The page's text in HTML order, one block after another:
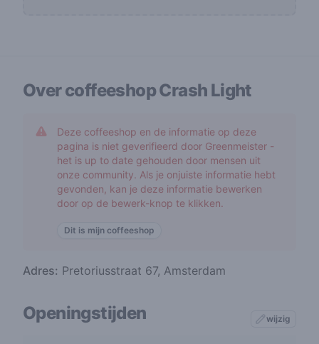
Over coffeeshopCrash Light
Deze coffeeshop en de informatie op deze
pagina is niet geverifieerd door Greenmeister -
het is up to date gehouden door mensen uit
onze community. Als je onjuiste informatie hebt
gevonden, kan je deze informatie bewerken
door op de bewerk-knop te klikken.
Dit is mijn coffeeshop
Adres: Pretoriusstraat 67, Amsterdam
Openingstijden wijzig